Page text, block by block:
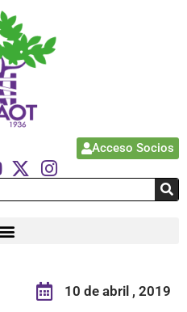
Acceso Socios
10 de abril , 2019